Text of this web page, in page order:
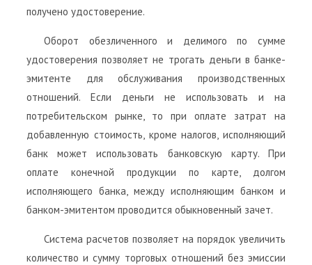
получено удостоверение.
Оборот обезличенного и делимого по сумме
удостоверения позволяет не трогать деньги в банке-
эмитенте для обслуживания производственных
отношений. Если деньги не использовать и на
потребительском рынке, то при оплате затрат на
добавленную стоимость, кроме налогов, исполняющий
банк может использовать банковскую карту. При
оплате конечной продукции по карте, долгом
исполняющего банка, между исполняющим банком и
банком-эмитентом проводится обыкновенный зачет.
Система расчетов позволяет на порядок увеличить
количество и сумму торговых отношений без эмиссии